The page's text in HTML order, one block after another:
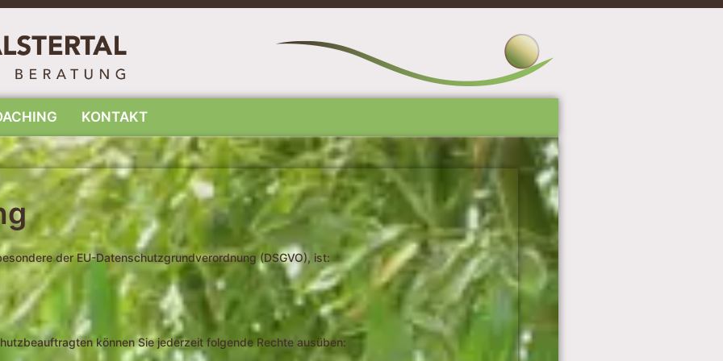
KONTAKT
der EU-Datenschutzgrundverordnung (DSGVO), ist:
können Sie jederzeit folgende Rechte ausüben: